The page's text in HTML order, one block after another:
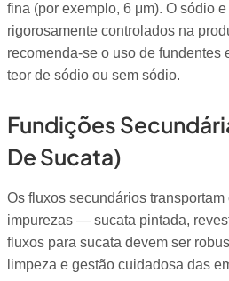
fina (por exemplo, 6 μm). O sódio
rigorosamente controlados na
recomenda-se o uso de fundentes
teor de sódio ou sem sódio.
Fundições
De Sucata)
Os fluxos secundários
impurezas — sucata pintada,
fluxos para sucata devem ser
limpeza e gestão cuidadosa das